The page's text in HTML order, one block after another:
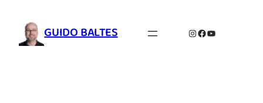
Inhalt
springen GUIDO BALTES Instagram
Facebook
YouTube